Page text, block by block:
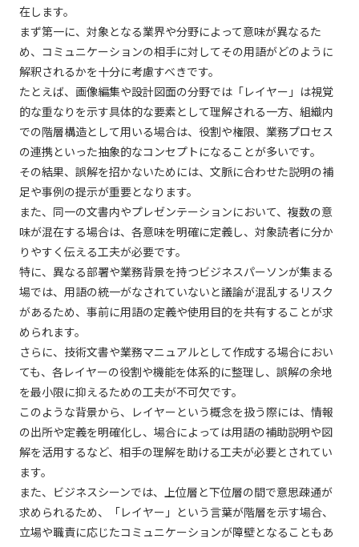
在します。
まず第一に、対象となる業界や分野によって意味が異なるた
め、コミュニケーションの相手に対してその用語がどのように
解釈されるかを十分に考慮すべきです。
たとえば、画像編集や設計図面の分野では「レイヤー」は視覚
的な重なりを示す具体的な要素として理解される一方、組織内
での階層構造として用いる場合は、役割や権限、業務プロセス
の連携といった抽象的なコンセプトになることが多いです。
その結果、誤解を招かないためには、文脈に合わせた説明の補
足や事例の提示が重要となります。
また、同一の文書内やプレゼンテーションにおいて、複数の意
味が混在する場合は、各意味を明確に定義し、対象読者に分か
りやすく伝える工夫が必要です。
特に、異なる部署や業務背景を持つビジネスパーソンが集まる
場では、用語の統一がなされていないと議論が混乱するリスク
があるため、事前に用語の定義や使用目的を共有することが求
められます。
さらに、技術文書や業務マニュアルとして作成する場合におい
ても、各レイヤーの役割や機能を体系的に整理し、誤解の余地
を最小限に抑えるための工夫が不可欠です。
このような背景から、レイヤーという概念を扱う際には、情報
の出所や定義を明確化し、場合によっては用語の補助説明や図
解を活用するなど、相手の理解を助ける工夫が必要とされてい
ます。
また、ビジネスシーンでは、上位層と下位層の間で意思疎通が
求められるため、「レイヤー」という言葉が階層を示す場合、
立場や職責に応じたコミュニケーションが障壁となることもあ